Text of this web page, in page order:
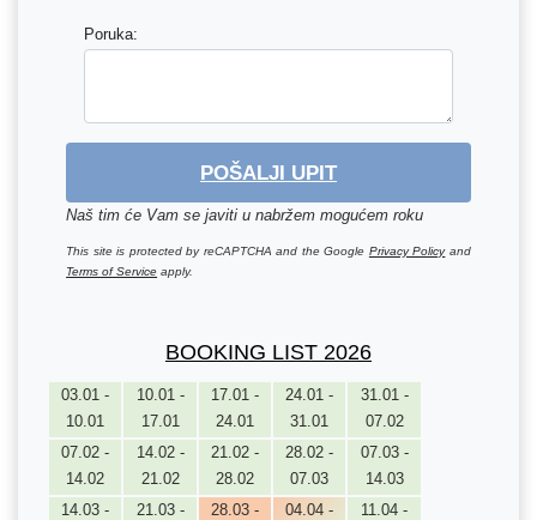
Poruka:
POŠALJI UPIT
Naš tim će Vam se javiti u nabržem mogućem roku
This site is protected by reCAPTCHA and the Google Privacy Policyand
Terms of Service apply.
BOOKING LIST 2026
03.01 -
10.01
10.01 -
17.01
17.01 -
24.01
24.01 -
31.01
31.01 -
07.02
07.02 -
14.02
14.02 -
21.02
21.02 -
28.02
28.02 -
07.03
07.03 -
14.03
14.03 -
21.03 -
28.03 -
04.04 -
11.04 -